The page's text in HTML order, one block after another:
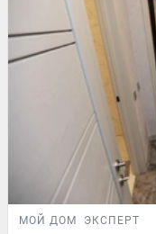
МОЙ ДОМ ЭКСПЕРТ